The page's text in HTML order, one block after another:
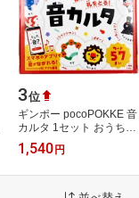
3位
ギンポー pocoPOKKE 音
カルタ 1セット おうち遊
び ゲーム 知育玩具 幼児
教育 自己肯定感 チャレ
1,540 円